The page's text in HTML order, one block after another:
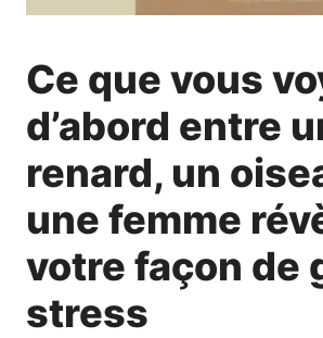
Ce que vous
d’abord entre
renard, un
une femme
votre façon de
stress